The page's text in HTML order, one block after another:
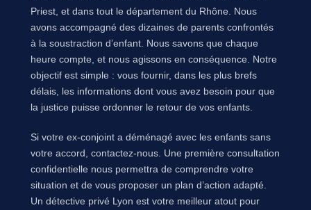
Priest, et dans tout le département du Rhône. Nous
avons accompagné des dizaines de parents confrontés
à la soustraction d’enfant. Nous savons que chaque
heure compte, et nous agissons en conséquence. Notre
objectif est simple : vous fournir, dans les plus brefs
délais, les informations dont vous avez besoin pour que
la justice puisse ordonner le retour de vos enfants.
Si votre ex-conjoint a déménagé avec les enfants sans
votre accord, contactez-nous. Une première consultation
confidentielle nous permettra de comprendre votre
situation et de vous proposer un plan d’action adapté.
Un détective privé Lyon est votre meilleur atout pour